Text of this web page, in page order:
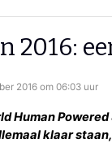
2016:
2016 om 06:03 uur
Human
klaar